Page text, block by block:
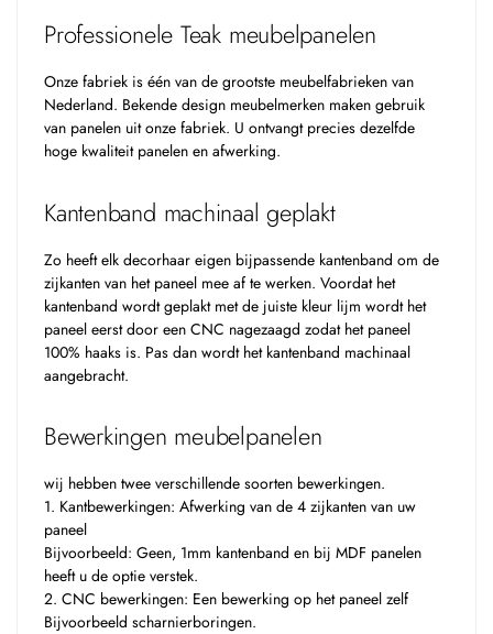
Professionele Teak meubelpanelen
Onze fabriek is één van de grootste meubelfabrieken van
Nederland. Bekende design meubelmerken maken gebruik
van panelen uit onze fabriek. U ontvangt precies dezelfde
hoge kwaliteit panelen en afwerking.
Kantenband machinaal geplakt
Zo heeft elk decorhaar eigen bijpassende kantenband om de
zijkanten van het paneel mee af te werken. Voordat het
kantenband wordt geplakt met de juiste kleur lijm wordt het
paneel eerst door een CNC nagezaagd zodat het paneel
100% haaks is. Pas dan wordt het kantenband machinaal
aangebracht.
Bewerkingen meubelpanelen
wij hebben twee verschillende soorten bewerkingen.
1. Kantbewerkingen: Afwerking van de 4 zijkanten van uw
paneel
Bijvoorbeeld: Geen, 1mm kantenband en bij MDF panelen
heeft u de optie verstek.
2. CNC bewerkingen: Een bewerking op het paneel zelf
Bijvoorbeeld scharnierboringen.